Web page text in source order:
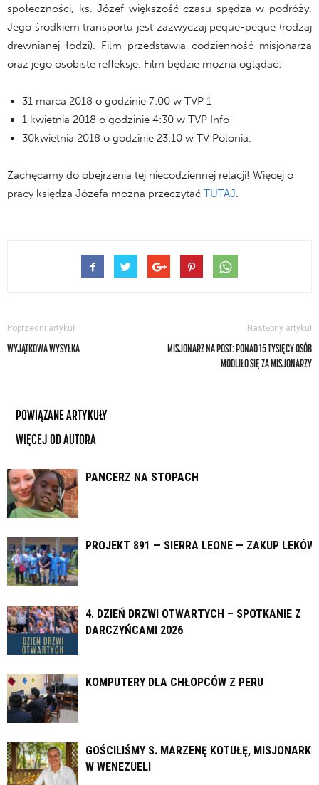
społeczności, ks. Józef większość czasu spędza w podróży.
Jego środkiem transportu jest zazwyczaj peque-peque (rodzaj
drewnianej łodzi). Film przedstawia codzienność misjonarza
oraz jego osobiste refleksje. Film będzie można oglądać:
31 marca 2018 o godzinie 7:00 w TVP 1
1 kwietnia 2018 o godzinie 4:30 w TVP Info
30kwietnia 2018 o godzinie 23:10 w TV Polonia.
Zachęcamy do obejrzenia tej niecodziennej relacji! Więcej o
pracy księdza Józefa można przeczytać TUTAJ.
Poprzedni artykuł
WYJĄTKOWA WYSYŁKA
Następny artykuł
MISJONARZ NA POST: PONAD 15 TYSIĘCY OSÓB
MODLIŁO SIĘ ZA MISJONARZY
POWIĄZANE ARTYKUŁY
WIĘCEJ OD AUTORA
PANCERZ NA STOPACH
PROJEKT 891 — SIERRA LEONE — ZAKUP LEKÓW
4. DZIEŃ DRZWI OTWARTYCH – SPOTKANIE Z
DARCZYŃCAMI 2026
KOMPUTERY DLA CHŁOPCÓW Z PERU
GOŚCILIŚMY S. MARZENĘ KOTUŁĘ, MISJONARKĘ
W WENEZUELI